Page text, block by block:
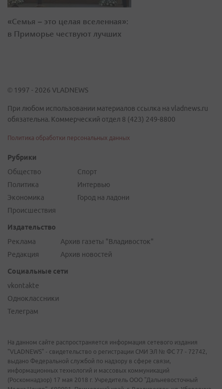
«Семья – это целая вселенная»:
в Приморье чествуют лучших
© 1997 - 2026 VLADNEWS
При любом использовании материалов ссылка на vladnews.ru
обязательна. Коммерческий отдел 8 (423) 249-8800
Политика обработки персональных данных
Рубрики
Общество
Политика
Экономика
Происшествия
Спорт
Интервью
Город на ладони
Издательство
Реклама
Редакция
Архив газеты "Владивосток"
Архив новостей
Социальные сети
vkontakte
Одноклассники
Телеграм
На данном сайте распространяется информация сетевого издания
"VLADNEWS" - свидетельство о регистрации СМИ ЭЛ № ФС 77 - 72742,
выдано Федеральной службой по надзору в сфере связи,
информационных технологий и массовых коммуникаций
(Роскомнадзор) 17 мая 2018 г. Учредитель ООО "Дальневосточный